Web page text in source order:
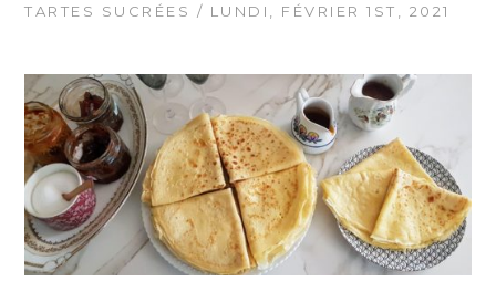
TARTES SUCRÉES / LUNDI, FÉVRIER 1ST, 2021